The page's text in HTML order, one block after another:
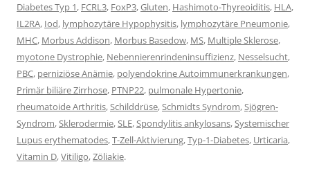
Diabetes Typ 1, FCRL3, FoxP3,Gluten, Hashimoto-Thyreoiditis, HLA,
IL2RA, Iod, lymphozytäre Hypophysitis, lymphozytäre Pneumonie,
MHC, Morbus Addison, Morbus Basedow, MS, Multiple Sklerose,
myotone Dystrophie, Nebennierenrindeninsuffizienz, Nesselsucht,
PBC, perniziöse Anämie, polyendokrine Autoimmunerkrankungen,
Primär biliäre Zirrhose, PTNP22, pulmonale Hypertonie,
rheumatoide Arthritis,Schilddrüse,Schmidts Syndrom,Sjögren-
Syndrom,Sklerodermie,SLE,Spondylitis ankylosans,Systemischer
Lupus erythematodes,T-Zell-Aktivierung,Typ-1-Diabetes, Urticaria,
Vitamin D,Vitiligo,Zöliakie.